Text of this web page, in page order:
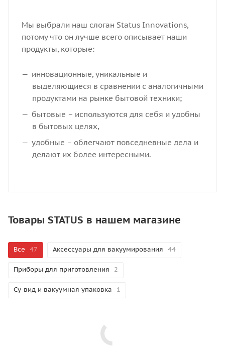
Мы выбрали наш слоган Status Innovations,
потому что он лучше всего описывает наши
продукты, которые:
инновационные, уникальные и
выделяющиеся в сравнении с аналогичными
продуктами на рынке бытовой техники;
бытовые – используются для себя и удобны
в бытовых целях,
удобные – облегчают повседневные дела и
делают их более интересными.
Товары STATUS в нашем магазине
Все 47 Аксессуары для вакуумирования 44
Приборы для приготовления 2
Су-вид и вакуумная упаковка 1